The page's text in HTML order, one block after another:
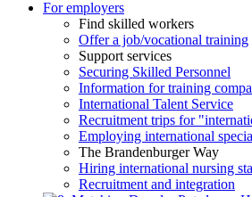
For employers
Find skilled workers
Offer a job/vocational training
Support services
Securing Skilled Personnel
Information for training
International Talent Service
Recruitment trips for
Employing international
The Brandenburger Way
Hiring international nursing
Recruitment and integration